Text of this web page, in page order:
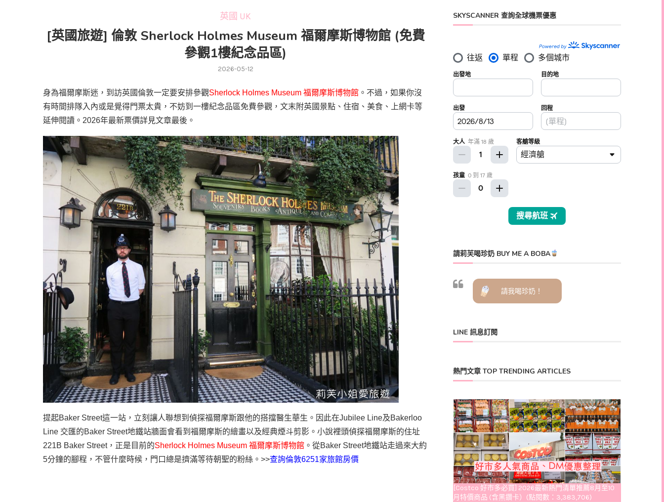
英國 UK
[英國旅遊] 倫敦 Sherlock Holmes Museum 福爾摩斯博物館 (免費
參觀1樓紀念品區)
2026-05-12
身為福爾摩斯迷，到訪英國倫敦一定要安排參觀Sherlock Holmes Museum 福爾摩斯博物館 。不過，如果你沒
有時間排隊入內或是覺得門票太貴，不妨到一樓紀念品區免費參觀，文末附英國景點、住宿、美食、上網卡等
延伸閱讀。2026年最新票價詳見文章最後。
提起Baker Street這一站，立刻讓人聯想到偵探福爾摩斯跟他的搭擋醫生華生。因此在Jubilee Line及Bakerloo
Line 交匯的Baker Street地鐵站牆面會看到福爾摩斯的繪畫以及經典煙斗剪影。小說裡頭偵探福爾摩斯的住址
221B Baker Street，正是目前的Sherlock Holmes Museum 福爾摩斯博物館 。從Baker Street地鐵站走過來大約
5分鐘的腳程，不管什麼時候，門口總是擠滿等待朝聖的粉絲。>>查詢倫敦6251家旅館房價
SKYSCANNER 查詢全球機票優惠
請莉芙喝珍奶 BUY ME A BOBA
請我喝珍奶！
LINE 訊息訂閱
熱門文章 TOP TRENDING ARTICLES
[Costco 好市多必買] 2026最新熱門清單推薦8月至10
月特價商品 (含黑鑽卡）(點閱數：3,383,706)